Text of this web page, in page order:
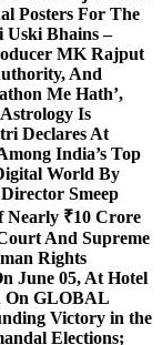
Posters For The
Uski Bhains –
MK Rajput
And
Me Hath’,
Is
Declares At
India’s Top
World By
Smeep
Nearly ₹10 Crore
And Supreme
Rights
June 05, At Hotel
On GLOBAL
Victory in the
Elections;